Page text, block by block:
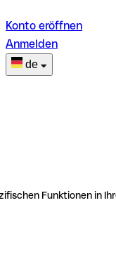
Konto eröffnen
Anmelden
de
Funktionen in